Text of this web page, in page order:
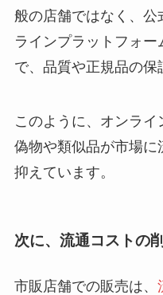
般の店舗ではなく、
ラインプラットフォー
で、品質や正規品の保
このように、オンライ
偽物や類似品が市場
抑えています。
次に、 流通コストの
市販店舗での販売は、